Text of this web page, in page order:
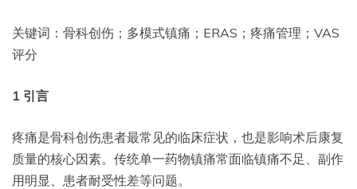
关键词：骨科创伤；多模式镇痛；ERAS；疼痛管理；VAS
评分
1 引言
疼痛是骨科创伤患者最常见的临床症状，也是影响术后康复
质量的核心因素。传统单一药物镇痛常面临镇痛不足、副作
用明显、患者耐受性差等问题。